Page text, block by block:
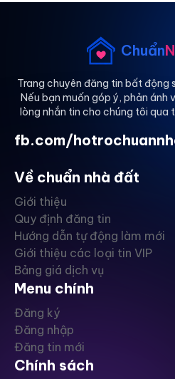
Chuẩn
Trang chuyên đăng tin bất động
Nếu bạn muốn góp ý, phản ánh
lòng nhắn tin cho chúng tôi qua
fb.com/
Về chuẩn nhà đất
Giới thiệu
Quy định đăng tin
Hướng dẫn tự động làm mới
Giới thiệu các loại tin VIP
Bảng giá dịch vụ
Menu chính
Đăng ký
Đăng nhập
Đăng tin mới
Chính sách